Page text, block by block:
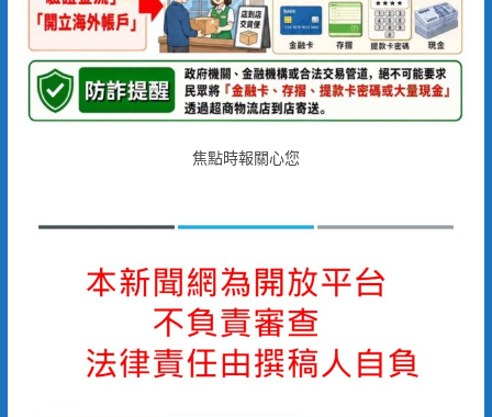
焦點時報關心您